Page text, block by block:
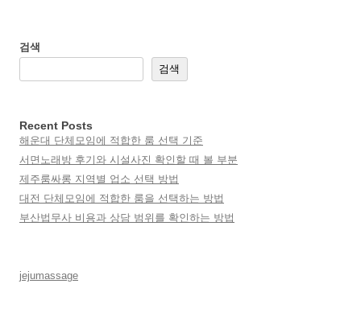
검색
검색
Recent Posts
해운대 단체모임에 적합한 룸 선택 기준
서면노래방 후기와 시설사진 확인할 때 볼 부분
제주룸싸롱 지역별 업소 선택 방법
대전 단체모임에 적합한 룸을 선택하는 방법
부산법무사 비용과 상담 범위를 확인하는 방법
jejumassage